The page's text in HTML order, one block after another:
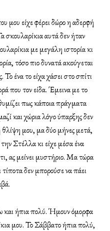
μου είχε φέρει δώρο η αδερφή
αυτά δεν ήταν
με μεγάλη ιστορία κι
τόσο πιο δυνατά ακούγεται
ένα το είχα χάσει στο σπίτι
που τον είδα. Έμεινα με το
πως κάποια πράγματα
και χώρια λόγο ύπαρξης δεν
μου, μα δύο μήνες μετά,
Στέλλα κι είχε μέσα ένα
ας μείνει μυστήριο. Μα τώρα
τίποτα δεν μπορούσε να πάει
ήπια πολύ. Ήμουν όμορφα
μου. Το Σάββατο ήπια πολύ,